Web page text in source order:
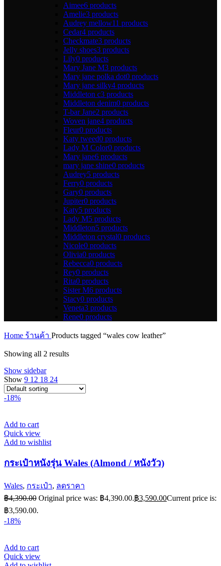
Aimee6 products
Amelie3 products
Audrey mellow11 products
Cedar4 products
Checkmate3 products
Jelly shoes3 products
Lily0 products
Mary Jane M3 products
Mary jane polka dot0 products
Mary jane silky4 products
Middleton c3 products
Middleton denim0 products
T-bar Jane2 products
Woven jane4 products
Fleur0 products
Katy tweed0 products
Lady M Color0 products
Mary jane6 products
mary jane shine0 products
Audrey5 products
Ferry0 products
Gary0 products
Jupiter0 products
Katy5 products
Lady M5 products
Middleton5 products
Middleton crystal0 products
Nicole0 products
Olivia0 products
Rebecca0 products
Rey0 products
Rita0 products
Sister M6 products
Stacy0 products
Veneta3 products
Rene0 products
Home ร้านค้า Products tagged “wales cow leather”
Showing all 2 results
Show sidebar
Show 9 12 18 24
-18%
Add to cart
Quick view
Add to wishlist
กระเป๋าหนังรุ่น Wales (Almond / หนังวัว)
Wales, กระเป๋า, ลดราคา
฿4,390.00 Original price was: ฿4,390.00.฿3,590.00Current price is:
฿3,590.00.
-18%
Add to cart
Quick view